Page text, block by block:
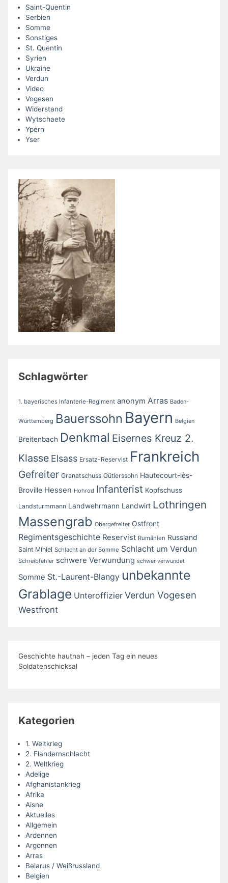
Saint-Quentin
Serbien
Somme
Sonstiges
St. Quentin
Syrien
Ukraine
Verdun
Video
Vogesen
Widerstand
Wytschaete
Ypern
Yser
Schlagwörter
1. bayerisches Infanterie-Regiment anonym Arras Baden-
Württemberg Bauerssohn Bayern Belgien
Breitenbach Denkmal Eisernes Kreuz 2.
Klasse Elsass Ersatz-Reservist Frankreich
Gefreiter Granatschuss Gütlerssohn Hautecourt-lès-
Broville Hessen Hohrod Infanterist Kopfschuss
Landsturmmann Landwehrmann Landwirt Lothringen
Massengrab Obergefreiter Ostfront
Regimentsgeschichte Reservist Rumänien Russland
Saint Mihiel Schlacht an der Somme Schlacht um Verdun
Schreibfehler schwere Verwundung schwer verwundet
Somme St.-Laurent-Blangy unbekannte
Grablage Unteroffizier Verdun Vogesen
Westfront
Geschichte hautnah – jeden Tag ein neues
Soldatenschicksal
Kategorien
1. Weltkrieg
2. Flandernschlacht
2. Weltkrieg
Adelige
Afghanistankrieg
Afrika
Aisne
Aktuelles
Allgemein
Ardennen
Argonnen
Arras
Belarus / Weißrussland
Belgien